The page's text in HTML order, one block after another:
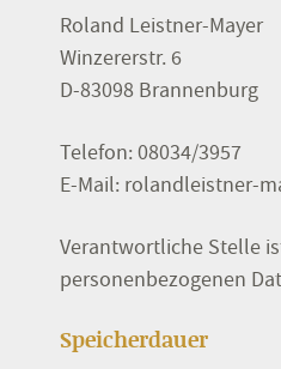
Roland Leistner-Mayer
Winzererstr. 6
D-83098 Brannenburg
Telefon: 08034/3957
E-Mail: rolandleistner-
Verantwortliche Stelle
personenbezogenen
Speicherdauer